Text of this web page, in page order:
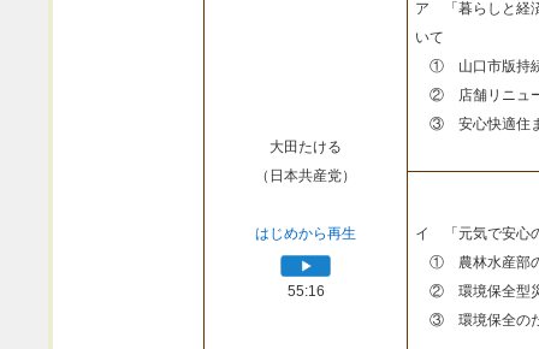
大田たける
（日本共産党）
はじめから再生
55:16
ア 「暮らしと経
いて
① 山口市版持続
② 店舗リニュー
③ 安心快適住ま
イ 「元気で安心
① 農林水産部
② 環境保全型
③ 環境保全のた